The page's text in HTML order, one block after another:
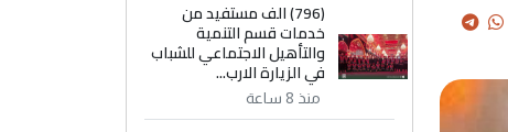
(796) الف مستفيد من
خدمات قسم التنمية
والتأهيل الاجتماعي للشباب
في الزيارة الارب...
منذ 8 ساعة